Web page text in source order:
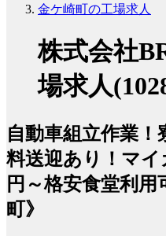
金ケ崎町の工場求人
株式会社
場求人
自動車組立作業
料送迎あり！マイ
円～格安食堂利
町》